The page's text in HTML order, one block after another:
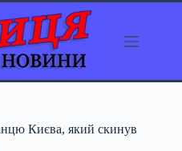
Києва, який скинув